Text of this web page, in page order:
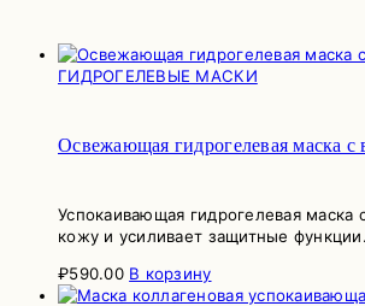
ГИДРОГЕЛЕВЫЕ МАСКИ
Освежающая гидрогелевая маска
Успокаивающая гидрогелевая
кожу и усиливает защитные
₽590.00 В корзину